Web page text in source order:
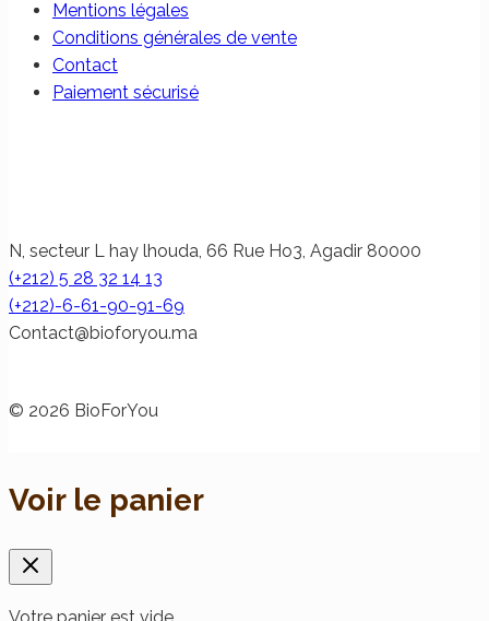
Mentions légales
Conditions générales de vente
Contact
Paiement sécurisé
N, secteur L hay lhouda, 66 Rue Ho3, Agadir 80000
(+212) 5 28 32 14 13
(+212)-6-61-90-91-69
am.uoyrofoib
@tcatnoC
© 2026 BioForYou
Voir le panier